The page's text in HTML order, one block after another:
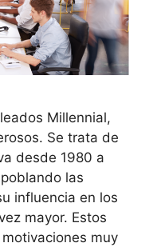
Millennial,
Se trata de
desde 1980 a
las
influencia en los
mayor. Estos
muy